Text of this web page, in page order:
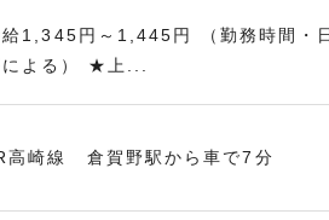
1,345円～1,445円 （勤務時間・
による） ★上...
高崎線 倉賀野駅から車で7分